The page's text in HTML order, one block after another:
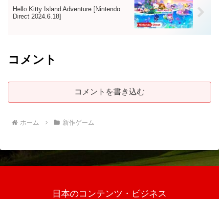
Hello Kitty Island Adventure [Nintendo
Direct 2024.6.18]
コメント
コメントを書き込む
ホーム 新作ゲーム
日本のコンテンツ・ビジネス